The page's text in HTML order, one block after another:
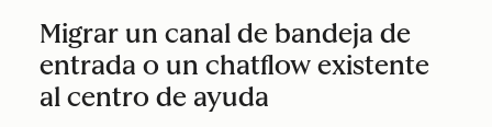
Migrar un canal de bandeja de
entrada o un chatflow existente
al centro de ayuda